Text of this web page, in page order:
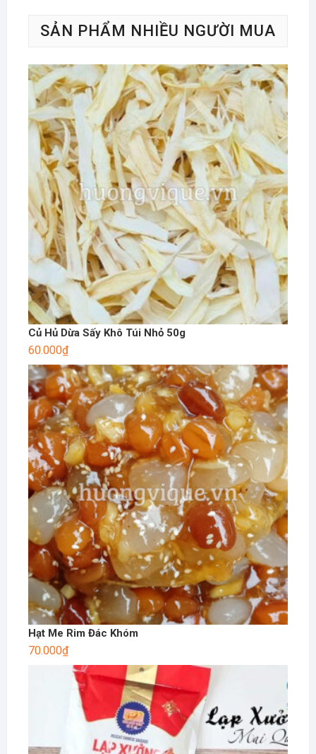
SẢN PHẨM NHIỀU NGƯỜI MUA
Củ Hủ Dừa Sấy Khô Túi Nhỏ 50g
60.000₫
Hạt Me Rim Đác Khóm
70.000₫